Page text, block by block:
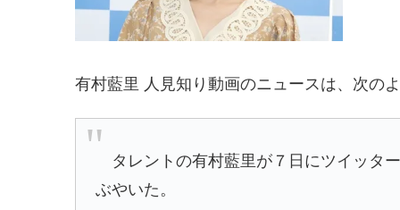
有村藍里 人見知り動画のニュースは、次の
タレントの有村藍里が７日にツイッタ
ぶやいた。